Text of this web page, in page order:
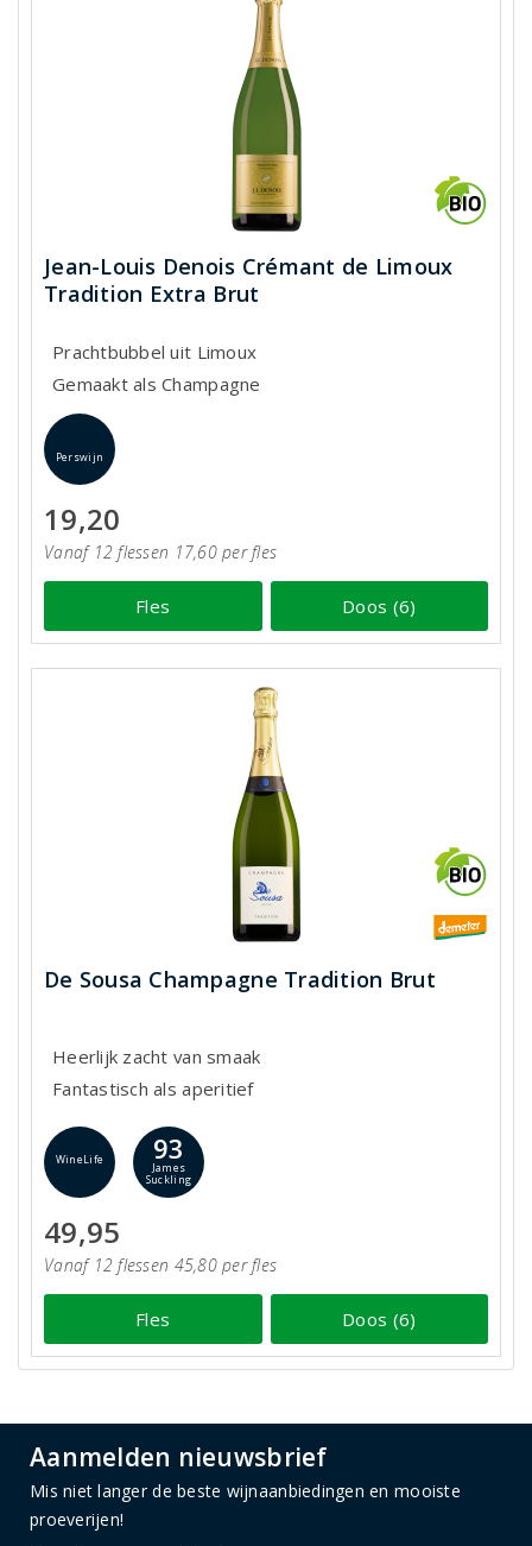
Jean-Louis Denois Crémant de Limoux
Tradition Extra Brut
Prachtbubbel uit Limoux
Gemaakt als Champagne
Perswijn
19,20
Vanaf 12 flessen 17,60 per fles
Fles Doos (6)
De Sousa Champagne Tradition Brut
Heerlijk zacht van smaak
Fantastisch als aperitief
WineLife 93
James
Suckling
49,95
Vanaf 12 flessen 45,80 per fles
Fles Doos (6)
Aanmelden nieuwsbrief
Mis niet langer de beste wijnaanbiedingen en mooiste
proeverijen!